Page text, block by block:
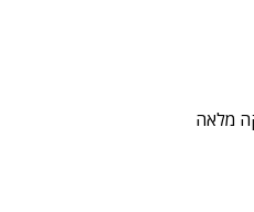
מלאה